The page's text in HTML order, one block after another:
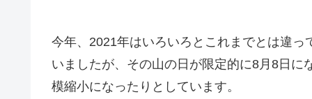
今年、2021年はいろいろとこれまでとは違
いましたが、その山の日が限定的に8月8日
模縮小になったりとしています。